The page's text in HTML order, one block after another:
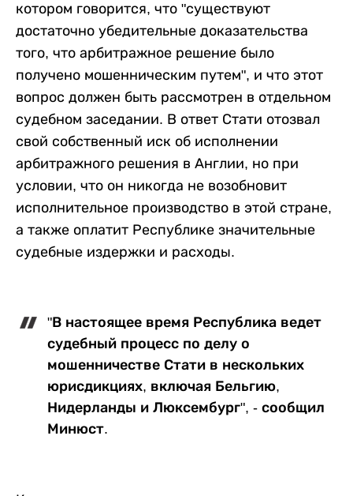
котором говорится, что "существуют
достаточно убедительные доказательства
того, что арбитражное решение было
получено мошенническим путем", и что этот
вопрос должен быть рассмотрен в отдельном
судебном заседании. В ответ Стати отозвал
свой собственный иск об исполнении
арбитражного решения в Англии, но при
условии, что он никогда не возобновит
исполнительное производство в этой стране,
а также оплатит Республике значительные
судебные издержки и расходы.
"В настоящее время Республика ведет
судебный процесс по делу о
мошенничестве Стати в нескольких
юрисдикциях, включая Бельгию,
Нидерланды и Люксембург", - сообщил
Минюст.